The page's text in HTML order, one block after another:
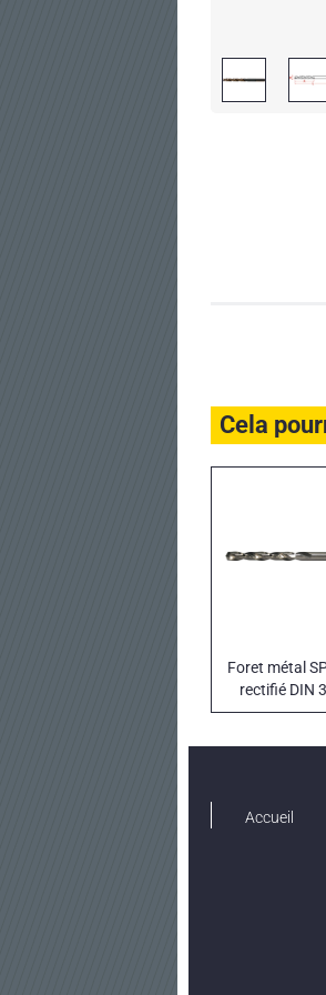
Cela
Foret métal
rectifié DIN
Accueil